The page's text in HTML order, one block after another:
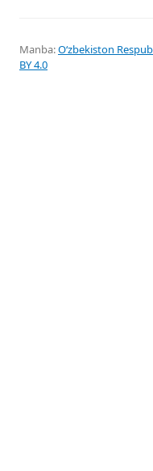
Manba:Oʻzbekiston
BY 4.0